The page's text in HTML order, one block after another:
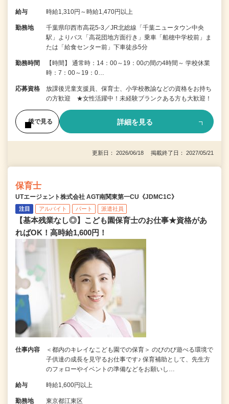
給与 時給1,310円～時給1,470円以上
勤務地
千葉県印西市高花5-3／JR北総線「千葉ニュータウン中央
駅」よりバス「高花団地方面行き」乗車「船穂中学校前」ま
たは「給食センター前」下車徒歩5分
勤務時間
【時間】 通常時：14：00～19：00の間の4時間～ 学校休業
時：7：00～19：0…
応募資格
放課後児童支援員、保育士、小学校教諭などの資格をお持ち
の方歓迎 ★女性活躍中！未経験ブランクある方も大歓迎！
後で見る 詳細を見る
更新日： 2026/06/18 掲載終了日： 2027/05/21
保育士
UTエージェント株式会社 AGT南関東第一CU《JDMC1C》
注目 アルバイト パート 派遣社員
【基本残業なし◎】こども園保育士のお仕事★資格があ
ればOK！高時給1,600円！
仕事内容
＜都内のキレイなこども園での保育＞ のびのび遊べる環境で
子供達の成長を見守るお仕事です♪ 保育補助として、先生方
のフォローやイベントの準備などをお願いし…
給与 時給1,600円以上
勤務地 東京都江東区